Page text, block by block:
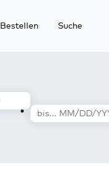
Bestellen Suche